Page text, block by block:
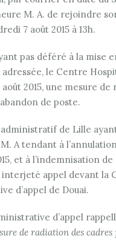
M. A. de rejoindre
7 août 2015 à 13h.
pas déféré à la mise
le Centre
2015, une mesure
de poste.
de Lille
A tendant à
et à l’indemnisation
appel devant la
d’appel de Douai.
d’appel
de radiation des